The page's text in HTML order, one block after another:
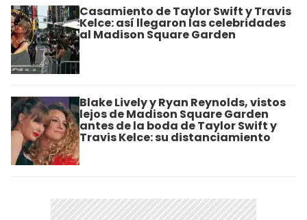
Casamiento de Taylor Swift y Travis
Kelce: así llegaron las celebridades
al Madison Square Garden
Blake Lively y Ryan Reynolds, vistos
lejos de Madison Square Garden
antes de la boda de Taylor Swift y
Travis Kelce: su distanciamiento